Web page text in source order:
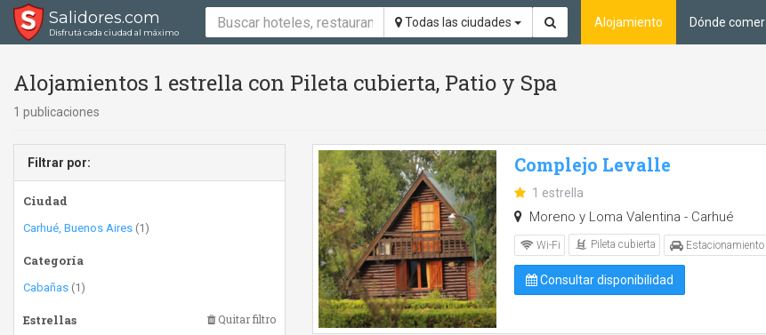
Salidores.com
Disfrutá cada ciudad al máximo
Todas las ciudades Alojamiento Dónde comer
Alojamientos 1 estrella con Pileta cubierta, Patio y Spa
1 publicaciones
Filtrar por:
Ciudad
Carhué, Buenos Aires (1)
Categoría
Cabañas (1)
Estrellas Quitar filtro
Complejo Levalle
1 estrella
Moreno y Loma Valentina - Carhué
Wi-Fi Pileta cubierta Estacionamiento
Consultar disponibilidad